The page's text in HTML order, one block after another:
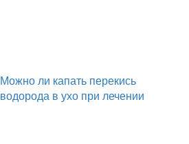
Можно ли капать перекись
водорода в ухо при лечении